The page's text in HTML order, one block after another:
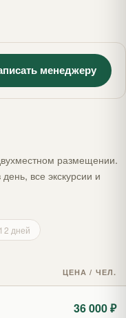
менеджеру
размещении.
все экскурсии и
12 дней
ЦЕНА / ЧЕЛ.
36 000 ₽